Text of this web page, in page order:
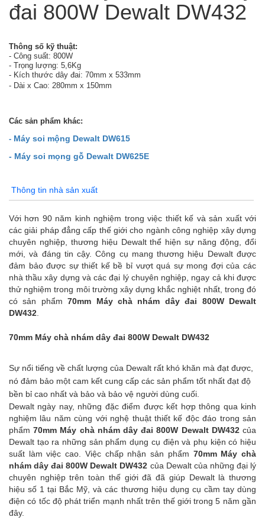
đai 800W Dewalt DW432
Thông số kỹ thuật:
- Công suất: 800W
- Trọng lượng: 5,6Kg
- Kích thước dây đai: 70mm x 533mm
- Dài x Cao: 280mm x 150mm
Các sản phẩm khác:
- Máy soi mộng Dewalt DW615
- Máy soi mọng gỗ Dewalt DW625E
Thông tin nhà sản xuất
Với hơn 90 năm kinh nghiệm trong việc thiết kế và sản xuất với
các giải pháp đẳng cấp thế giới cho ngành công nghiệp xây dựng
chuyên nghiệp, thương hiệu Dewalt thể hiện sự năng động, đổi
mới, và đáng tin cậy. Công cụ mang thương hiệu Dewalt được
đảm bảo được sự thiết kế bề bỉ vượt quá sự mong đợi của các
nhà thầu xây dựng và các đại lý chuyên nghiệp, ngay cả khi được
thử nghiệm trong môi trường xây dựng khắc nghiệt nhất, trong đó
có sản phẩm70mm Máy chà nhám dây đai 800W Dewalt
DW432
70mm Máy chà nhám dây đai 800W Dewalt DW432
Sự nổi tiếng về chất lượng của Dewalt rất khó khăn mà đạt được,
nó đảm bảo một cam kết cung cấp các sản phẩm tốt nhất đạt độ
bền bỉ cao nhất và bảo và bảo vệ người dùng cuối.
Dewalt ngày nay, những đặc điểm được kết hợp thông qua kinh
nghiệm lâu năm cùng với nghệ thuật thiết kế độc đáo trong sản
phẩm70mm Máy chà nhám dây đai 800W Dewalt DW432của
Dewalt tạo ra những sản phẩm dụng cụ điện và phụ kiện có hiệu
suất làm việc cao. Việc chấp nhận sản phẩm 70mm Máy chà
nhám dây đai 800W Dewalt DW432 của Dewalt của những đại lý
chuyên nghiệp trên toàn thế giới đã đã giúp Dewalt là thương
hiệu số 1 tại Bắc Mỹ, và các thương hiệu dụng cụ cầm tay dùng
điện có tốc độ phát triển mạnh nhất trên thế giới trong 5 năm gần
đây.